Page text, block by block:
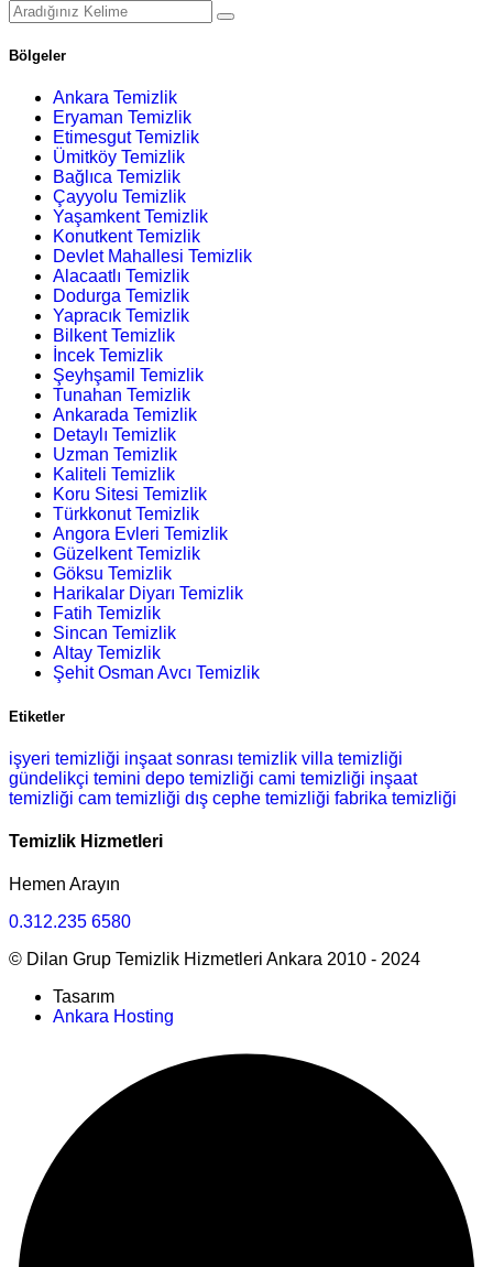
Bölgeler
Ankara Temizlik
Eryaman Temizlik
Etimesgut Temizlik
Ümitköy Temizlik
Bağlıca Temizlik
Çayyolu Temizlik
Yaşamkent Temizlik
Konutkent Temizlik
Devlet Mahallesi Temizlik
Alacaatlı Temizlik
Dodurga Temizlik
Yapracık Temizlik
Bilkent Temizlik
İncek Temizlik
Şeyhşamil Temizlik
Tunahan Temizlik
Ankarada Temizlik
Detaylı Temizlik
Uzman Temizlik
Kaliteli Temizlik
Koru Sitesi Temizlik
Türkkonut Temizlik
Angora Evleri Temizlik
Güzelkent Temizlik
Göksu Temizlik
Harikalar Diyarı Temizlik
Fatih Temizlik
Sincan Temizlik
Altay Temizlik
Şehit Osman Avcı Temizlik
Etiketler
işyeri temizliği inşaat sonrası temizlik villa temizliği
gündelikçi temini depo temizliği cami temizliği inşaat
temizliği cam temizliği dış cephe temizliği fabrika temizliği
Temizlik Hizmetleri
Hemen Arayın
0.312.235 6580
© Dilan Grup Temizlik Hizmetleri Ankara 2010 - 2024
Tasarım
Ankara Hosting